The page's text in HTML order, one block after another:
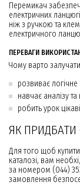
Перемикач
електричних
ніж з ручкою та
електричного
ПЕРЕВАГИ
Чому варто
розвиває логічне
навчає аналізу
робить урок
ЯК
Для того щоб
каталозі, вам
за номером (044)
замовлення